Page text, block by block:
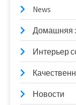
News
Домашняя
Интерьер
Новости